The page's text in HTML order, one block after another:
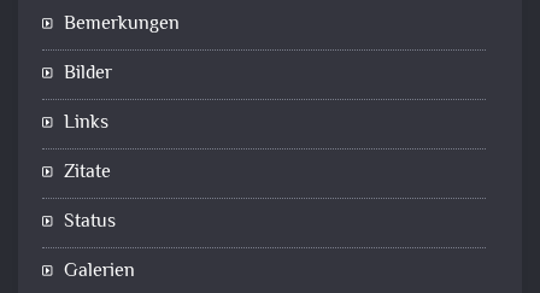
Bemerkungen
Bilder
Links
Zitate
Status
Galerien